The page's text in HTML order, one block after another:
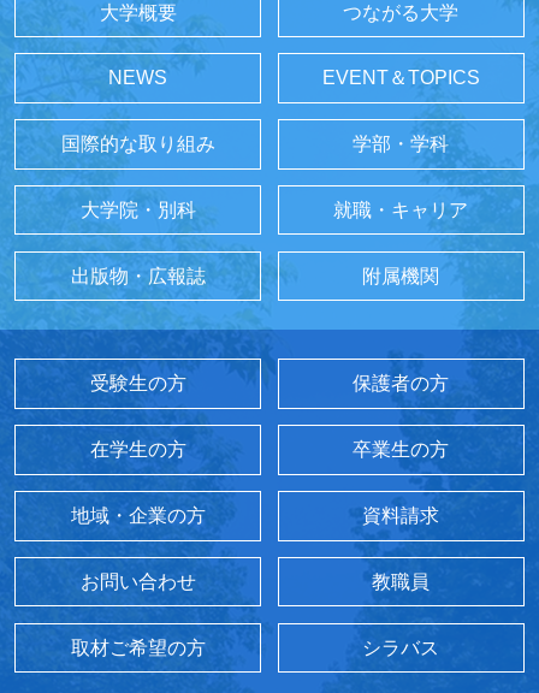
大学概要 つながる大学
NEWS EVENT＆TOPICS
国際的な取り組み 学部・学科
大学院・別科 就職・キャリア
出版物・広報誌 附属機関
受験生の方 保護者の方
在学生の方 卒業生の方
地域・企業の方 資料請求
お問い合わせ 教職員
取材ご希望の方 シラバス